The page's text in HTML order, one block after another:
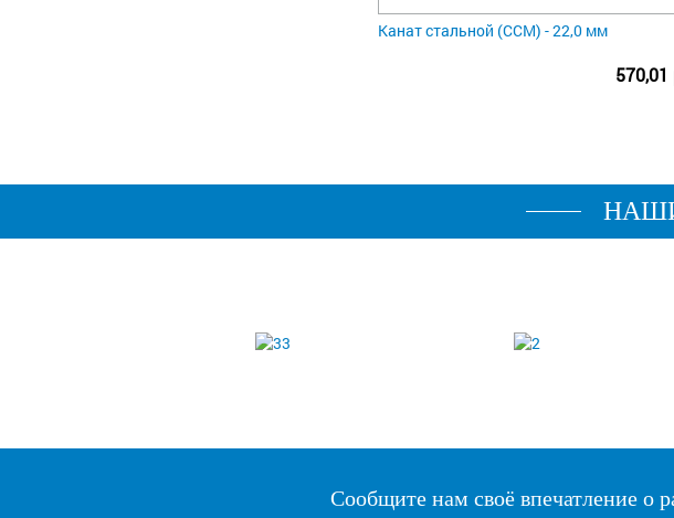
Канат стальной (ССМ) - 22,0 мм
570,01
Сообщите нам своё впечатление о